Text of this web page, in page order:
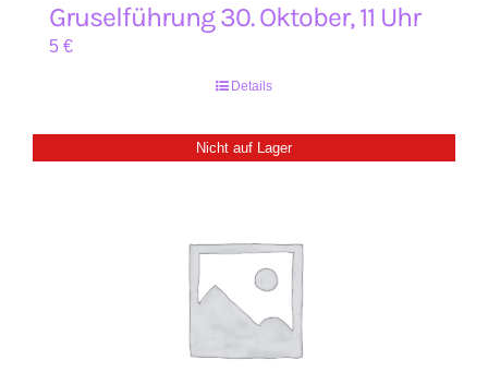
Gruselführung 30. Oktober, 11 Uhr
5 €
Details
Nicht auf Lager